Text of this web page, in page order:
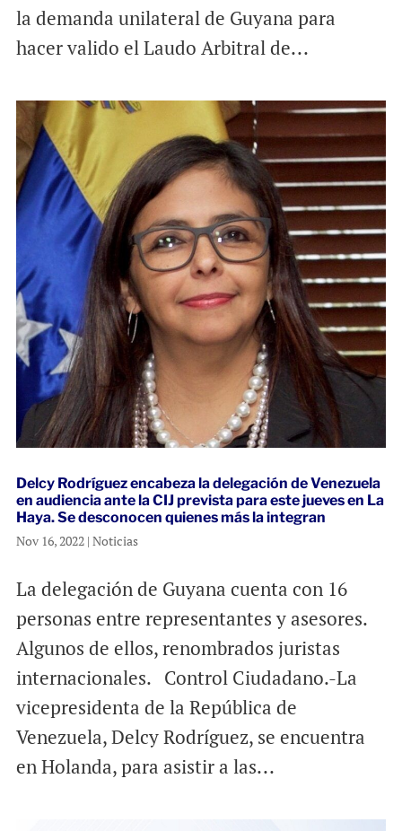
la demanda unilateral de Guyana para
hacer valido el Laudo Arbitral de...
Delcy Rodríguez encabeza la delegación de Venezuela
en audiencia ante la CIJ prevista para este jueves en La
Haya. Se desconocen quienes más la integran
Nov 16, 2022| Noticias
La delegación de Guyana cuenta con 16
personas entre representantes y asesores.
Algunos de ellos, renombrados juristas
internacionales. Control Ciudadano.-La
vicepresidenta de la República de
Venezuela, Delcy Rodríguez, se encuentra
en Holanda, para asistir a las...